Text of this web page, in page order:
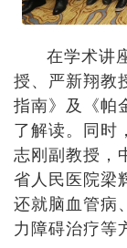
在学术讲
授、严新翔教
指南》及《帕
了解读。同时
志刚副教授，
省人民医院梁
还就脑血管病
力障碍治疗等